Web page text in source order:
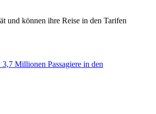
und können ihre Reise in den Tarifen
Millionen Passagiere in den